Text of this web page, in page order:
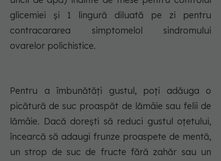
glicemiei și 1 lingură diluată pe zi pentru
contracararea simptomelol sindromului
ovarelor polichistice.
Pentru a îmbunătăți gustul, poți adăuga o
picătură de suc proaspăt de lămâie sau felii de
lămâie. Dacă dorești să reduci gustul oțetului,
încearcă să adaugi frunze proaspete de mentă,
un strop de suc de fructe fără zahăr sau un